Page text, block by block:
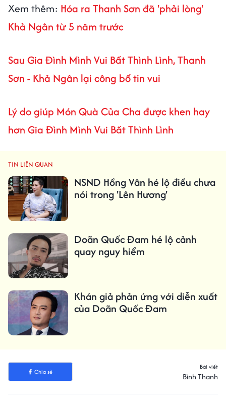
Xem thêm: Hóa ra Thanh Sơn đã 'phải lòng'
Khả Ngân từ 5 năm trước
Sau Gia Đình Mình Vui Bất Thình Lình, Thanh
Sơn - Khả Ngân lại công bố tin vui
Lý do giúp Món Quà Của Cha được khen hay
hơn Gia Đình Mình Vui Bất Thình Lình
TIN LIÊN QUAN
NSND Hồng Vân hé lộ điều chưa
nói trong 'Lên Hương'
Doãn Quốc Đam hé lộ cảnh
quay nguy hiểm
Khán giả phản ứng với diễn xuất
của Doãn Quốc Đam
Chia sẻ
Bài viết
Bình Thanh